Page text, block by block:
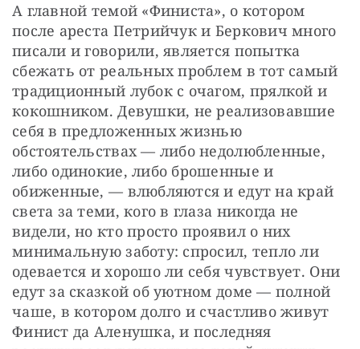
А главной темой «Финиста», о котором
после ареста Петрийчук и Беркович много
писали и говорили, является попытка
сбежать от реальных проблем в тот самый
традиционный лубок с очагом, прялкой и
кокошником. Девушки, не реализовавшие
себя в предложенных жизнью
обстоятельствах — либо недолюбленные,
либо одинокие, либо брошенные и
обиженные, — влюбляются и едут на край
света за теми, кого в глаза никогда не
видели, но кто просто проявил о них
минимальную заботу: спросил, тепло ли
одевается и хорошо ли себя чувствует. Они
едут за сказкой об уютном доме — полной
чаше, в котором долго и счастливо живут
Финист да Аленушка, и последняя